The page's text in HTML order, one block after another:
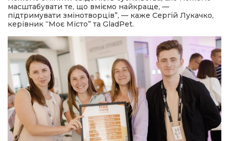
масштабувати те, що вміємо найкраще, —
підтримувати змінотворців”, — каже Сергій Лукачко,
керівник “Моє Місто” та GladPet.